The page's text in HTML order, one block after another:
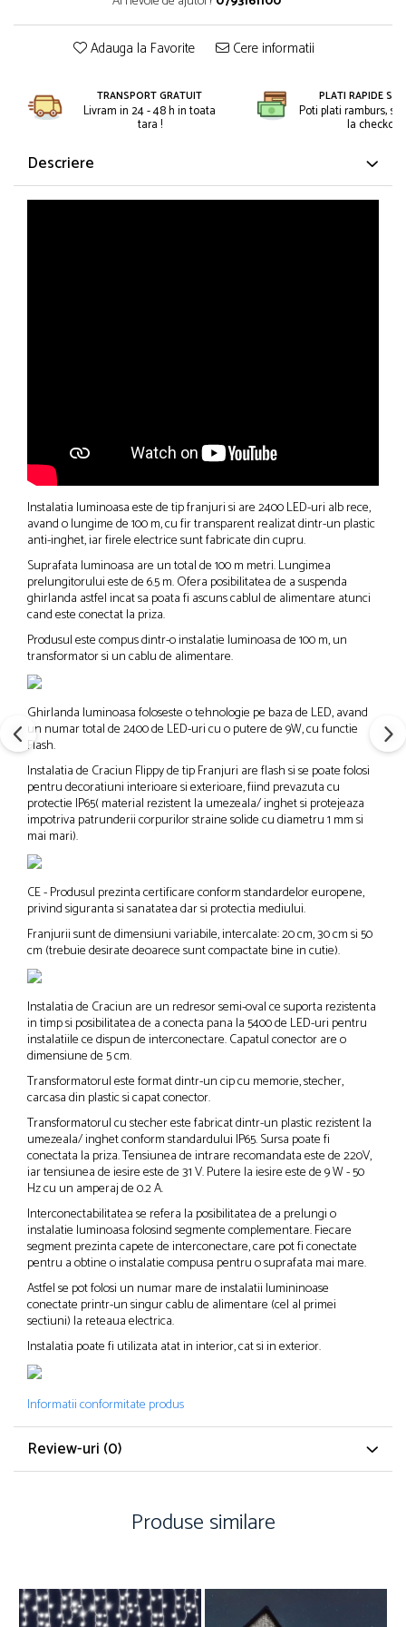
Seturi de artificii
Stroboscoape
Vulcani electrici
Kendama Super Sticky Big Cup V2
Petreceri Animale
Adauga la Favorite Cere informatii
TRANSPORT GRATUIT
Livram in 24 - 48 h in toata
tara !
PLATI RAPIDE SI
Poti plati ramburs,
la checkout.
Descriere
Instalatia luminoasa este de tip franjuri si are 2400 LED-uri alb rece,
avand o lungime de 100 m, cu fir transparent realizat dintr-un plastic
anti-inghet, iar firele electrice sunt fabricate din cupru.
Suprafata luminoasa are un total de 100 m metri. Lungimea
prelungitorului este de 6.5 m. Ofera posibilitatea de a suspenda
ghirlanda astfel incat sa poata fi ascuns cablul de alimentare atunci
cand este conectat la priza.
Produsul este compus dintr-o instalatie luminoasa de 100 m, un
transformator si un cablu de alimentare.
Ghirlanda luminoasa foloseste o tehnologie pe baza de LED, avand
un numar total de 2400 de LED-uri cu o putere de 9W, cu functie
Flash.
Instalatia de Craciun Flippy de tip Franjuri are flash si se poate folosi
pentru decoratiuni interioare si exterioare, fiind prevazuta cu
protectie IP65( material rezistent la umezeala/ inghet si protejeaza
impotriva patrunderii corpurilor straine solide cu diametru 1 mm si
mai mari).
CE - Produsul prezinta certificare conform standardelor europene,
privind siguranta si sanatatea dar si protectia mediului.
Franjurii sunt de dimensiuni variabile, intercalate: 20 cm, 30 cm si 50
cm (trebuie desirate deoarece sunt compactate bine in cutie).
Instalatia de Craciun are un redresor semi-oval ce suporta rezistenta
in timp si posibilitatea de a conecta pana la 5400 de LED-uri pentru
instalatiile ce dispun de interconectare. Capatul conector are o
dimensiune de 5 cm.
Transformatorul este format dintr-un cip cu memorie, stecher,
carcasa din plastic si capat conector.
Transformatorul cu stecher este fabricat dintr-un plastic rezistent la
umezeala/ inghet conform standardului IP65. Sursa poate fi
conectata la priza. Tensiunea de intrare recomandata este de 220V,
iar tensiunea de iesire este de 31 V. Putere la iesire este de 9 W - 50
Hz cu un amperaj de 0.2 A.
Interconectabilitatea se refera la posibilitatea de a prelungi o
instalatie luminoasa folosind segmente complementare. Fiecare
segment prezinta capete de interconectare, care pot fi conectate
pentru a obtine o instalatie compusa pentru o suprafata mai mare.
Astfel se pot folosi un numar mare de instalatii lumininoase
conectate printr-un singur cablu de alimentare (cel al primei
sectiuni) la reteaua electrica.
Instalatia poate fi utilizata atat in interior, cat si in exterior.
Informatii conformitate produs
Review-uri (0)
Produse similare